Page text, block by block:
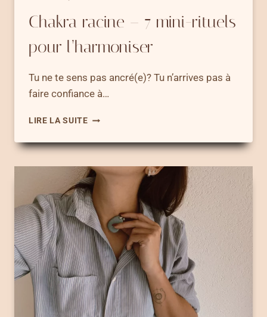
Chakra racine – 7 mini-rituels
pour l’harmoniser
Tu ne te sens pas ancré(e)? Tu n’arrives pas à
faire confiance à…
LIRE LA SUITECHAKRA
–
MINI-
RITUELS
POUR
L’HARMONISER